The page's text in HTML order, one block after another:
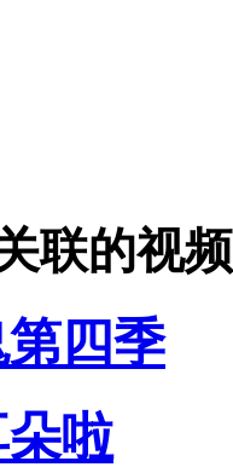
联的视频
四季
啦